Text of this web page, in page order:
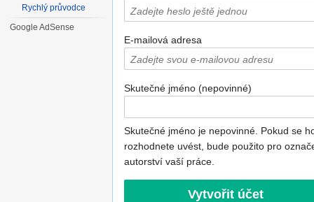
E-mailová adresa
Skutečné jméno (nepovinné)
Skutečné jméno je nepovinné. Pokud se
rozhodnete uvést, bude použito pro
autorství vaší práce.
Rychlý průvodce
Google AdSense